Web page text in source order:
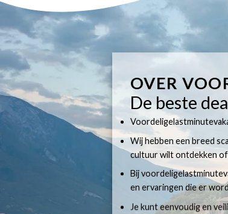
OVER
De beste
Wij hebben een breed
cultuur wilt ontdekken
Bij
en ervaringen die er
Je kunt eenvoudig en